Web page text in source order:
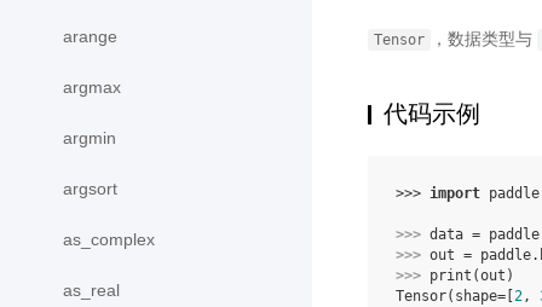
arange
argmax
argmin
argsort
as_complex
as_real
Tensor ，数据类型与
代码示例
>>> import paddle
>>> data = paddle
>>> out = paddle.
>>> print (out )
Tensor(shape=[ 2,